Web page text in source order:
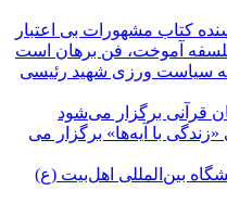
کتاب مشهورات بی اعتبار
آموخت، فن برهان است
سیاست ورزی شهید رئیسی
قرآنی برگزار می‌شود
با آیه‌ها» برگزار می
بین‌المللی اهل‌بیت (ع)